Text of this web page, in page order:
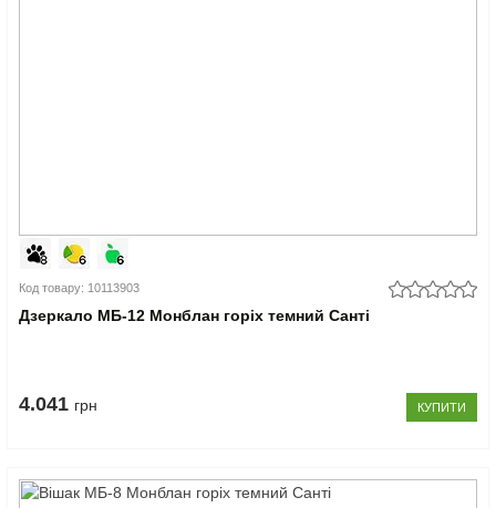
Код товару: 10113903
Дзеркало МБ-12 Монблан горіх темний Санті
4.041 грн КУПИТИ